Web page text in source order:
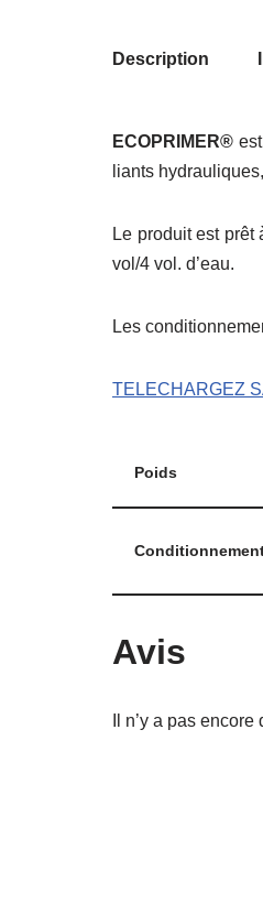
Description
ECOPRIMER®
liants
Le produit est prêt
vol/4 vol. d’eau.
Les
TELECHARGEZ
Poids
Avis
Il n’y a pas encore